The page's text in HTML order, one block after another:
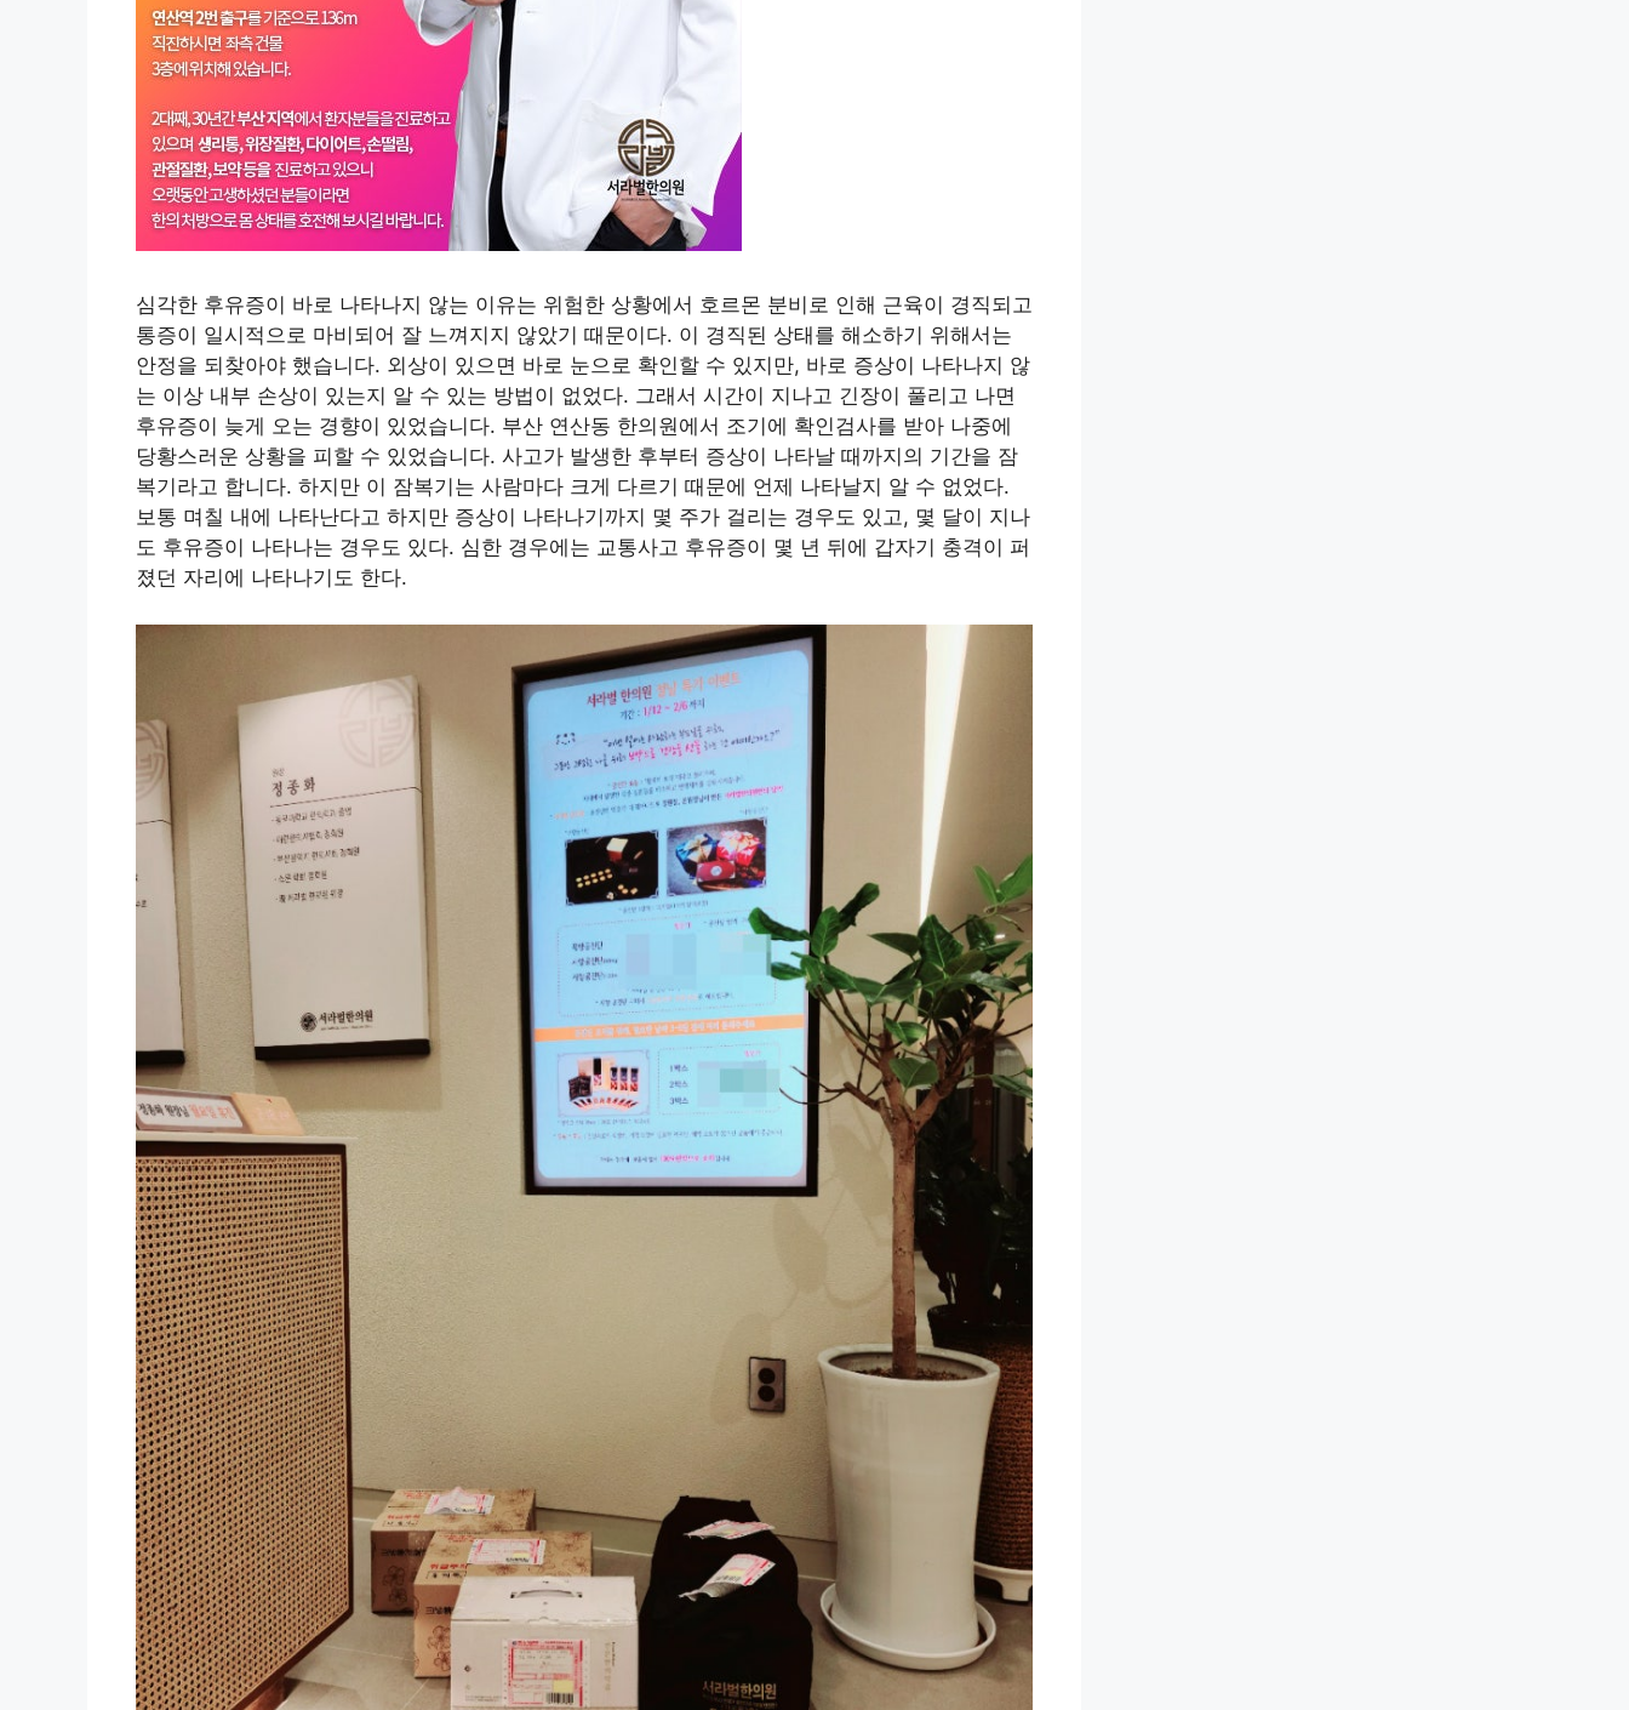
심각한 후유증이 바로 나타나지 않는 이유는 위험한 상황에서 호르몬 분비로 인해 근육이 경직되고
통증이 일시적으로 마비되어 잘 느껴지지 않았기 때문이다. 이 경직된 상태를 해소하기 위해서는
안정을 되찾아야 했습니다. 외상이 있으면 바로 눈으로 확인할 수 있지만, 바로 증상이 나타나지 않
는 이상 내부 손상이 있는지 알 수 있는 방법이 없었다. 그래서 시간이 지나고 긴장이 풀리고 나면
후유증이 늦게 오는 경향이 있었습니다. 부산 연산동 한의원에서 조기에 확인검사를 받아 나중에
당황스러운 상황을 피할 수 있었습니다. 사고가 발생한 후부터 증상이 나타날 때까지의 기간을 잠
복기라고 합니다. 하지만 이 잠복기는 사람마다 크게 다르기 때문에 언제 나타날지 알 수 없었다.
보통 며칠 내에 나타난다고 하지만 증상이 나타나기까지 몇 주가 걸리는 경우도 있고, 몇 달이 지나
도 후유증이 나타나는 경우도 있다. 심한 경우에는 교통사고 후유증이 몇 년 뒤에 갑자기 충격이 퍼
졌던 자리에 나타나기도 한다.